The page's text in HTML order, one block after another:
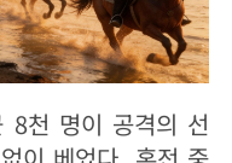
8천 명이 공격의 선